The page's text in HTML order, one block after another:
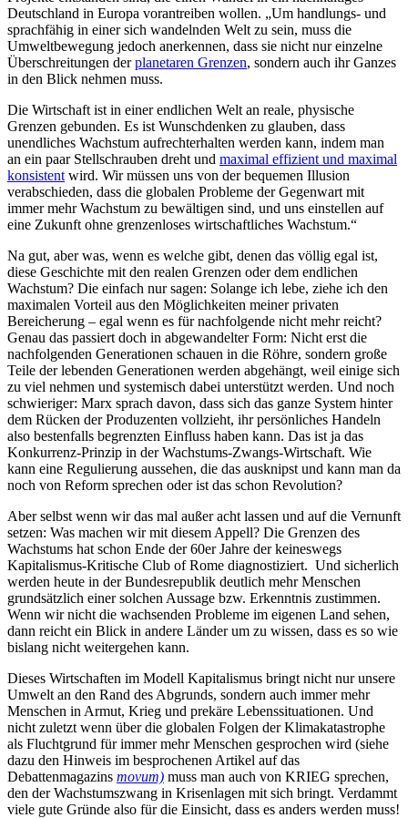
Deutschland in Europa vorantreiben wollen. „Um handlungs- und
sprachfähig in einer sich wandelnden Welt zu sein, muss die
Umweltbewegung jedoch anerkennen, dass sie nicht nur einzelne
Überschreitungen derplanetaren Grenzen, sondern auch ihr Ganzes
in den Blick nehmen muss.
Die Wirtschaft ist in einer endlichen Welt an reale, physische
Grenzen gebunden. Es ist Wunschdenken zu glauben, dass
unendliches Wachstum aufrechterhalten werden kann, indem man
an ein paar Stellschrauben dreht und maximal effizient und maximal
konsistent wird. Wir müssen uns von der bequemen Illusion
verabschieden, dass die globalen Probleme der Gegenwart mit
immer mehr Wachstum zu bewältigen sind, und uns einstellen auf
eine Zukunft ohne grenzenloses wirtschaftliches Wachstum.“
Na gut, aber was, wenn es welche gibt, denen das völlig egal ist,
diese Geschichte mit den realen Grenzen oder dem endlichen
Wachstum? Die einfach nur sagen: Solange ich lebe, ziehe ich den
maximalen Vorteil aus den Möglichkeiten meiner privaten
Bereicherung – egal wenn es für nachfolgende nicht mehr reicht?
Genau das passiert doch in abgewandelter Form: Nicht erst die
nachfolgenden Generationen schauen in die Röhre, sondern große
Teile der lebenden Generationen werden abgehängt, weil einige sich
zu viel nehmen und systemisch dabei unterstützt werden. Und noch
schwieriger: Marx sprach davon, dass sich das ganze System hinter
dem Rücken der Produzenten vollzieht, ihr persönliches Handeln
also bestenfalls begrenzten Einfluss haben kann. Das ist ja das
Konkurrenz-Prinzip in der Wachstums-Zwangs-Wirtschaft. Wie
kann eine Regulierung aussehen, die das ausknipst und kann man da
noch von Reform sprechen oder ist das schon Revolution?
Aber selbst wenn wir das mal außer acht lassen und auf die Vernunft
setzen: Was machen wir mit diesem Appell? Die Grenzen des
Wachstums hat schon Ende der 60er Jahre der keineswegs
Kapitalismus-Kritische Club of Rome diagnostiziert. Und sicherlich
werden heute in der Bundesrepublik deutlich mehr Menschen
grundsätzlich einer solchen Aussage bzw. Erkenntnis zustimmen.
Wenn wir nicht die wachsenden Probleme im eigenen Land sehen,
dann reicht ein Blick in andere Länder um zu wissen, dass es so wie
bislang nicht weitergehen kann.
Dieses Wirtschaften im Modell Kapitalismus bringt nicht nur unsere
Umwelt an den Rand des Abgrunds, sondern auch immer mehr
Menschen in Armut, Krieg und prekäre Lebenssituationen. Und
nicht zuletzt wenn über die globalen Folgen der Klimakatastrophe
als Fluchtgrund für immer mehr Menschen gesprochen wird (siehe
dazu den Hinweis im besprochenen Artikel auf das
Debattenmagazins movum) muss man auch von KRIEG sprechen,
den der Wachstumszwang in Krisenlagen mit sich bringt. Verdammt
viele gute Gründe also für die Einsicht, dass es anders werden muss!